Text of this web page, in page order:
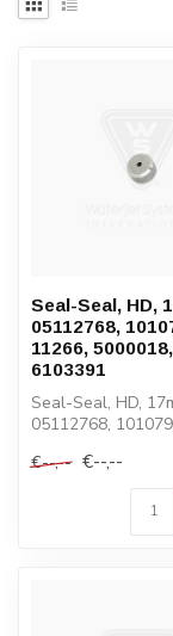
Seal-Seal, HD,
05112768,
11266,
6103391
Seal-Seal, HD,
05112768,
6103391
€--,-- €--,--